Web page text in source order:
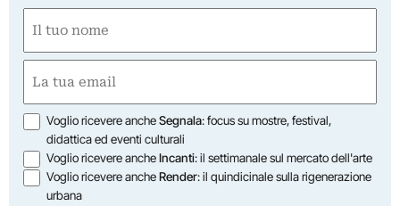
(Required)
(Required)
Opzioni
Voglio ricevere ancheSegnala: focus su mostre, festival,
didattica ed eventi culturali
Voglio ricevere ancheIncanti: il settimanale sul mercato dell'arte
Voglio ricevere ancheRender: il quindicinale sulla rigenerazione
urbana